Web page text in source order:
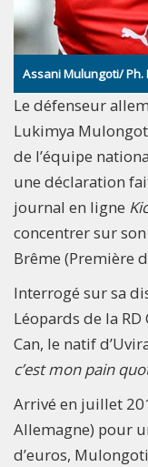
Assani Mulungoti/ Ph.
Le défenseur
Lukimya
de l’équipe
une déclaration
journal en ligne
concentrer sur
Brême (Première
Interrogé sur sa
Léopards de la
Can, le natif
c’est mon pain
Arrivé en juillet
Allemagne) pour
d’euros,